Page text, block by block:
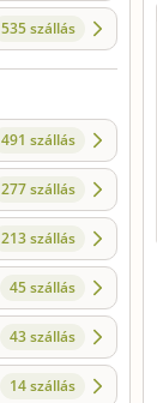
535 szállás
491 szállás
277 szállás
213 szállás
45 szállás
43 szállás
14 szállás